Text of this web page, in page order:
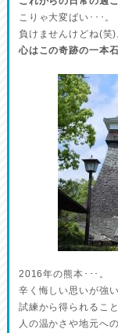
こりゃ大変ばい･･･。
負けませんけどね(笑)
心はこの奇跡の一本
2016年の熊本･･･。
辛く悔しい思いが強
試練から得られること
人の温かさや地元へ